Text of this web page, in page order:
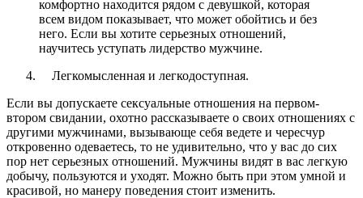
комфортно находится рядом с девушкой, которая
всем видом показывает, что может обойтись и без
него. Если вы хотите серьезных отношений,
научитесь уступать лидерство мужчине.
Легкомысленная и легкодоступная.
Если вы допускаете сексуальные отношения на первом-
втором свидании, охотно рассказываете о своих отношениях с
другими мужчинами, вызывающе себя ведете и чересчур
откровенно одеваетесь, то не удивительно, что у вас до сих
пор нет серьезных отношений. Мужчины видят в вас легкую
добычу, пользуются и уходят. Можно быть при этом умной и
красивой, но манеру поведения стоит изменить.